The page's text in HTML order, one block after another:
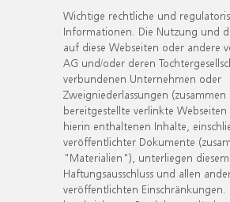
Wichtige rechtliche und
Informationen. Die Nutzung und
auf diese Webseiten oder andere
AG und/oder deren
verbundenen Unternehmen oder
Zweigniederlassungen
bereitgestellte verlinkte Webseiten
hierin enthaltenen Inhalte,
veröffentlichter Dokumente
"Materialien"), unterliegen diesem
Haftungsausschluss und allen
veröffentlichten Einschränkungen.